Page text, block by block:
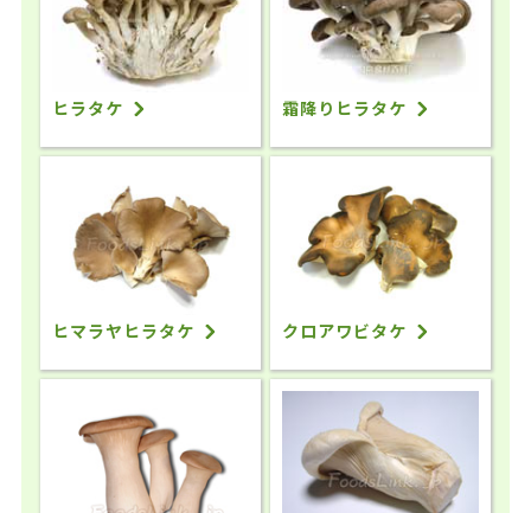
ヒラタケ 霜降りヒラタケ
ヒマラヤヒラタケ クロアワビタケ